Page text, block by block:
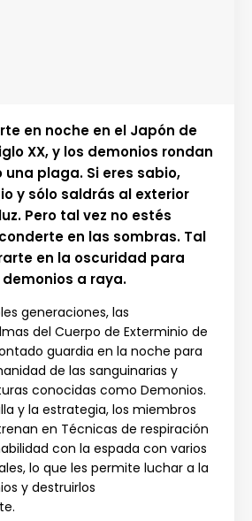
en noche en el Japón de
XX, y los demonios rondan
plaga. Si eres sabio,
y sólo saldrás al exterior
Pero tal vez no estés
en las sombras. Tal
en la oscuridad para
a raya.
generaciones, las
del Cuerpo de Exterminio de
guardia en la noche para
de las sanguinarias y
conocidas como Demonios.
y la estrategia, los miembros
en Técnicas de respiración
con la espada con varios
lo que les permite luchar a la
y destruirlos